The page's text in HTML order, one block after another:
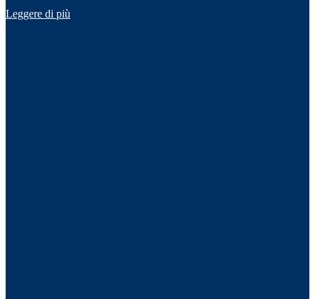
Leggere di più